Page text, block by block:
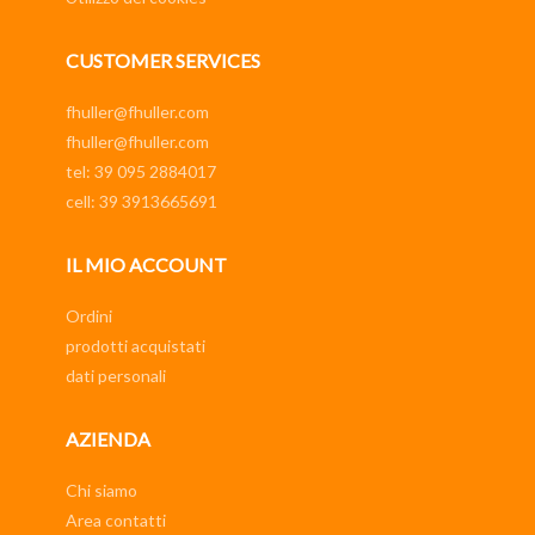
CUSTOMER SERVICES
fhuller@fhuller.com
fhuller@fhuller.com
tel: 39 095 2884017
cell: 39 3913665691
IL MIO ACCOUNT
Ordini
prodotti acquistati
dati personali
AZIENDA
Chi siamo
Area contatti